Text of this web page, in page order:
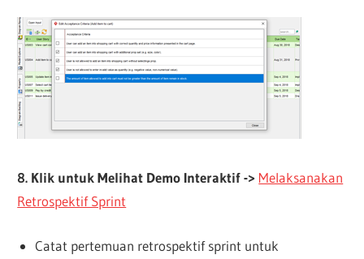
8. Klik untuk Melihat Demo Interaktif -> Melaksanakan
Retrospektif Sprint
Catat pertemuan retrospektif sprint untuk